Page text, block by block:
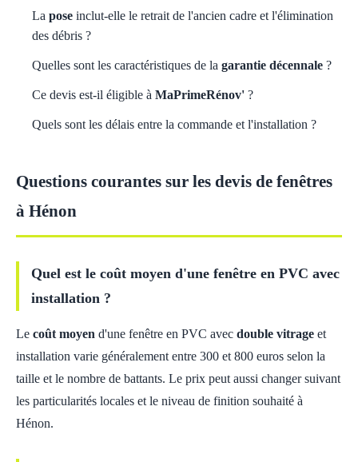
La pose inclut-elle le retrait de l'ancien cadre et l'élimination
des débris ?
Quelles sont les caractéristiques de la garantie décennale ?
Ce devis est-il éligible à MaPrimeRénov' ?
Quels sont les délais entre la commande et l'installation ?
Questions courantes sur les devis de fenêtres
à Hénon
Quel est le coût moyen d'une fenêtre en PVC avec
installation ?
Le coût moyen d'une fenêtre en PVC avec double vitrage et
installation varie généralement entre 300 et 800 euros selon la
taille et le nombre de battants. Le prix peut aussi changer suivant
les particularités locales et le niveau de finition souhaité à
Hénon.